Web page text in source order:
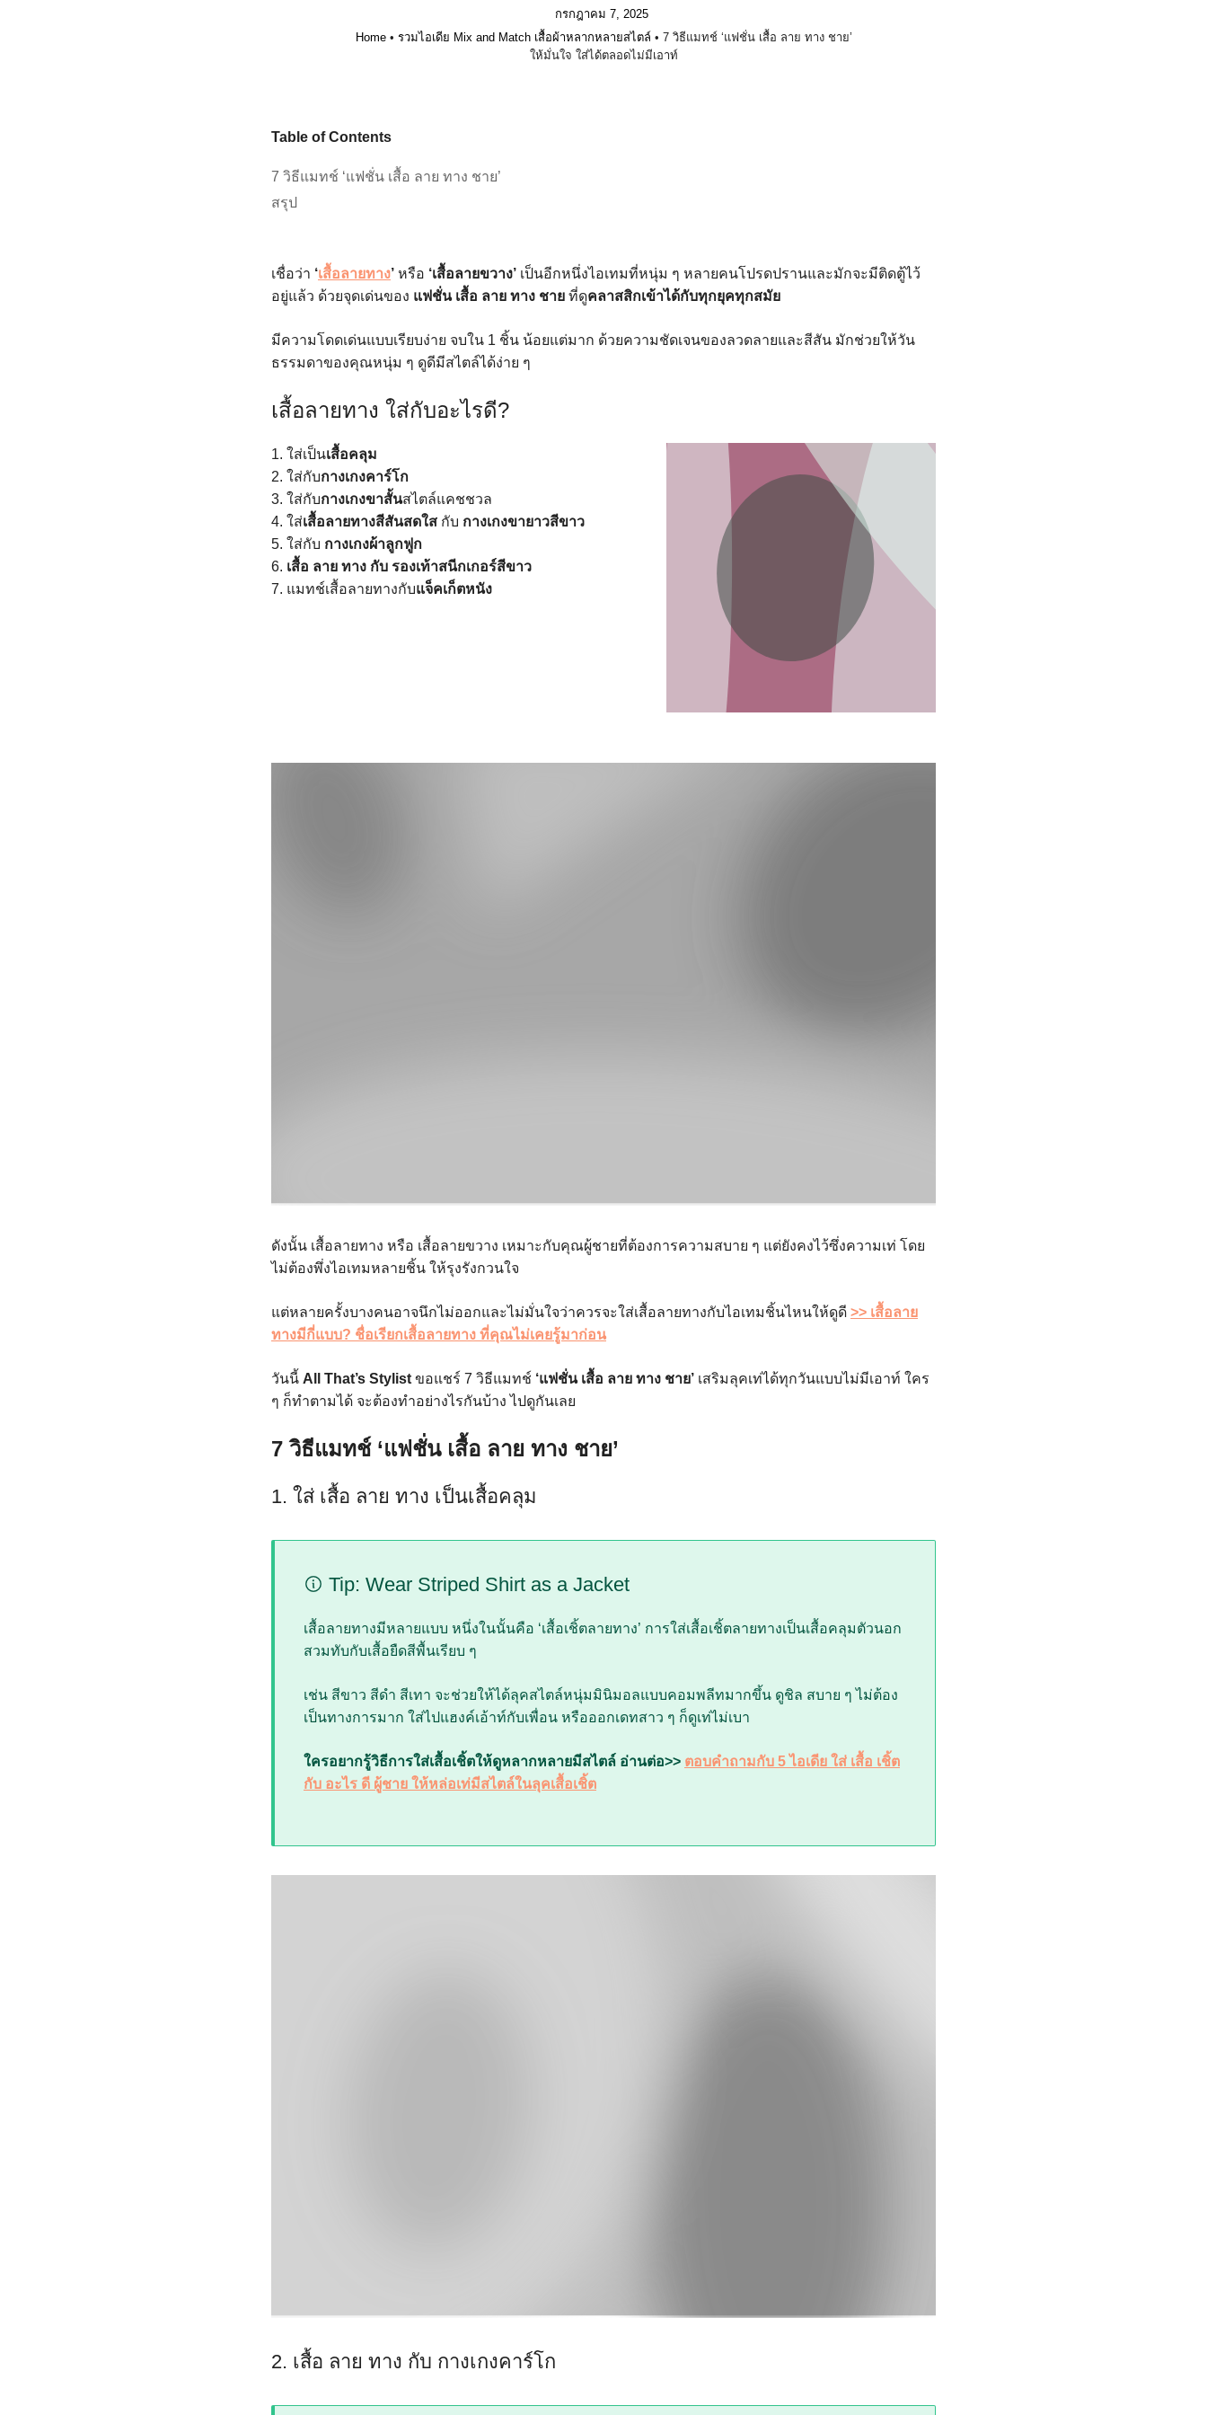
กรกฎาคม 7, 2025
Home• รวมไอเดีย Mix and Match เสื้อผ้าหลากหลายสไตล์ • 7 วิธีแมทช์ ‘แฟชั่น เสื้อ ลาย ทาง ชาย’
ให้มั่นใจ ใส่ได้ตลอดไม่มีเอาท์
Table of Contents
7 วิธีแมทช์ ‘แฟชั่น เสื้อ ลาย ทาง ชาย’
สรุป
เชื่อว่า ‘เสื้อลายทาง’ หรือ ‘เสื้อลายขวาง’ เป็นอีกหนึ่งไอเทมที่หนุ่ม ๆ หลายคนโปรดปรานและมักจะมีติดตู้ไว้
อยู่แล้ว ด้วยจุดเด่นของ แฟชั่น เสื้อ ลาย ทาง ชาย ที่ดูคลาสสิกเข้าได้กับทุกยุคทุกสมัย
มีความโดดเด่นแบบเรียบง่าย จบใน 1 ชิ้น น้อยแต่มาก ด้วยความชัดเจนของลวดลายและสีสัน มักช่วยให้วัน
ธรรมดาของคุณหนุ่ม ๆ ดูดีมีสไตล์ได้ง่าย ๆ
เสื้อลายทาง ใส่กับอะไรดี?
1. ใส่เป็นเสื้อคลุม
2. ใส่กับกางเกงคาร์โก
3. ใส่กับกางเกงขาสั้นสไตล์แคชชวล
4. ใส่เสื้อลายทางสีสันสดใส กับ กางเกงขายาวสีขาว
5. ใส่กับ กางเกงผ้าลูกฟูก
6. เสื้อ ลาย ทาง กับ รองเท้าสนีกเกอร์สีขาว
7. แมทช์เสื้อลายทางกับแจ็คเก็ตหนัง
ดังนั้น เสื้อลายทาง หรือ เสื้อลายขวาง เหมาะกับคุณผู้ชายที่ต้องการความสบาย ๆ แต่ยังคงไว้ซึ่งความเท่ โดย
ไม่ต้องพึ่งไอเทมหลายชิ้น ให้รุงรังกวนใจ
แต่หลายครั้งบางคนอาจนึกไม่ออกและไม่มั่นใจว่าควรจะใส่เสื้อลายทางกับไอเทมชิ้นไหนให้ดูดี >> เสื้อลาย
ทางมีกี่แบบ? ชื่อเรียกเสื้อลายทาง ที่คุณไม่เคยรู้มาก่อน
วันนี้ All That’s Stylist ขอแชร์ 7 วิธีแมทช์ ‘แฟชั่น เสื้อ ลาย ทาง ชาย’ เสริมลุคเท่ได้ทุกวันแบบไม่มีเอาท์ ใคร
ๆ ก็ทำตามได้ จะต้องทำอย่างไรกันบ้าง ไปดูกันเลย
7 วิธีแมทช์ ‘แฟชั่น เสื้อ ลาย ทาง ชาย’
1. ใส่ เสื้อ ลาย ทาง เป็นเสื้อคลุม
Tip: Wear Striped Shirt as a Jacket
เสื้อลายทางมีหลายแบบ หนึ่งในนั้นคือ ‘เสื้อเชิ้ตลายทาง’ การใส่เสื้อเชิ้ตลายทางเป็นเสื้อคลุมตัวนอก
สวมทับกับเสื้อยืดสีพื้นเรียบ ๆ
เช่น สีขาว สีดำ สีเทา จะช่วยให้ได้ลุคสไตล์หนุ่มมินิมอลแบบคอมพลีทมากขึ้น ดูชิล สบาย ๆ ไม่ต้อง
เป็นทางการมาก ใส่ไปแฮงค์เอ้าท์กับเพื่อน หรือออกเดทสาว ๆ ก็ดูเท่ไม่เบา
ใครอยากรู้วิธีการใส่เสื้อเชิ้ตให้ดูหลากหลายมีสไตล์ อ่านต่อ>> ตอบคำถามกับ 5 ไอเดีย ใส่ เสื้อ เชิ้ต
กับ อะไร ดี ผู้ชาย ให้หล่อเท่มีสไตล์ในลุคเสื้อเชิ้ต
2. เสื้อ ลาย ทาง กับ กางเกงคาร์โก